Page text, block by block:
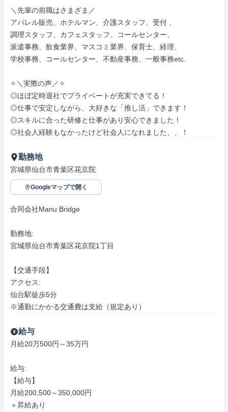
＼先輩の前職はさまざま／
アパレル販売、ホテルマン、介護スタッフ、受付 、
調理スタッフ、カフェスタッフ、コールセンター、
派遣事務、飲食業界、マスコミ業界、保育士、経理、
学校事務、コールセンター、不動産事務、一般事務etc.
✧＼実際の声／✧
◎ほぼ定時退社でプライベートが充実できてる！
◎仕事で安定しながら、大好きな「推し活」できます！
◎スキルに合った研修と仕事があり安心できました！
◎社会人経験もなかったけど社会人になれました、、！
勤務地
宮城県仙台市青葉区花京院
Googleマップで開く
合同会社Manu Bridge
勤務地:
宮城県仙台市青葉区花京院1丁目
【交通手段】
アクセス:
仙台駅徒歩5分
※通勤にかかる交通費は支給（規定あり）
給与
月給20万500円～35万円
給与:
【給与】
月給200,500～350,000円
＋昇給あり